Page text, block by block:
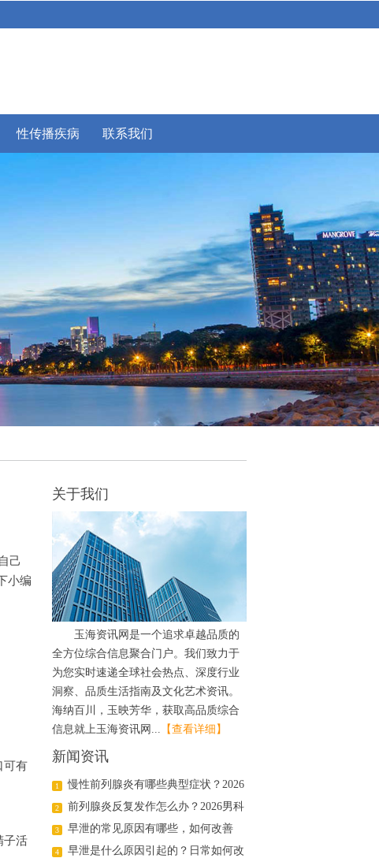
性传播疾病 联系我们
己
小编
可有
子活
关于我们
玉海资讯网是一个追求卓越品质的
全方位综合信息聚合门户。我们致力于
为您实时速递全球社会热点、深度行业
洞察、品质生活指南及文化艺术资讯。
海纳百川，玉映芳华，获取高品质综合
信息就上玉海资讯网...
【查看详细】
新闻资讯
1
慢性前列腺炎有哪些典型症状？2026
年科学治疗与日常护理指南
2
前列腺炎反复发作怎么办？2026男科
医生详解日常调理与用药方案
3 早泄的常见原因有哪些，如何改善
4
早泄是什么原因引起的？日常如何改